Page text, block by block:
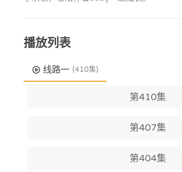
播放列表
线路一 (410集)
第410集
第407集
第404集